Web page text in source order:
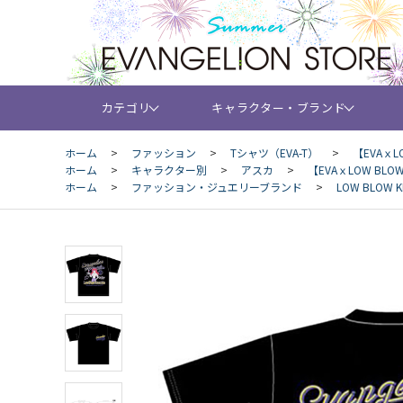
カテゴリ キャラクター・ブランド
ホーム > ファッション > Tシャツ（EVA-T） >
【EVA
ホーム
> キャラクター別 > アスカ >
【EVAｘLOW
ホーム
> ファッション・ジュエリーブランド > LOW BLOW